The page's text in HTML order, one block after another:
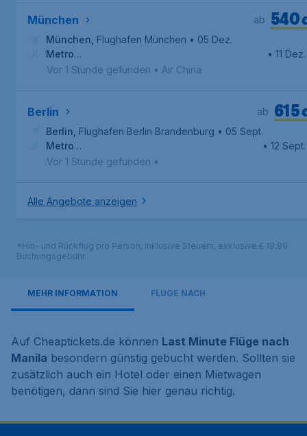
München 540
ab
München Flughafen München • 05 Dez.
Metro
Manila, Internationaler Flughafen Ninoy Aquino
• 11 Dez.
Vor 1 Stunde gefunden • Air China
Berlin 615
ab
Berlin Flughafen Berlin Brandenburg • 05 Sept.
Metro
Manila, Internationaler Flughafen Ninoy Aquino
• 12 Sept.
Vor 1 Stunde gefunden •
Alle Angebote anzeigen
*Hin- und Rückflug pro Person, inklusive Steuern, exklusive € 19,99
Buchungsgebühr.
MEHR INFORMATION FLÜGE NACH
Auf Cheaptickets.de können Last Minute Flüge nach
Manila besondern günstig gebucht werden. Sollten sie
zusätzlich auch ein Hotel oder einen Mietwagen
benötigen, dann sind Sie hier genau richtig.